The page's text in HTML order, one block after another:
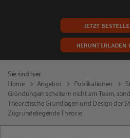
JETZT
HERUNTERLADEN
Sie sind hier:
Home
Angebot Publikationen
Gründungen scheitern nicht am Team,
Theoretische Grundlagen und Design der
Zugrundeliegende Theorie